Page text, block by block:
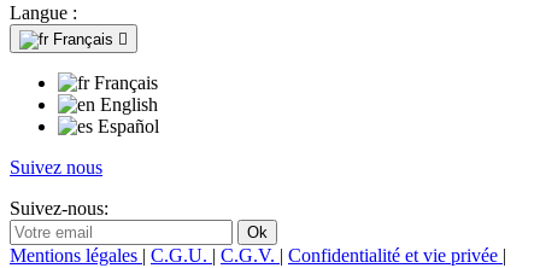
Langue :
Français 
Français
English
Español
Suivez nous
Suivez-nous:
Mentions légales | C.G.U. | C.G.V. | Confidentialité et vie privée |